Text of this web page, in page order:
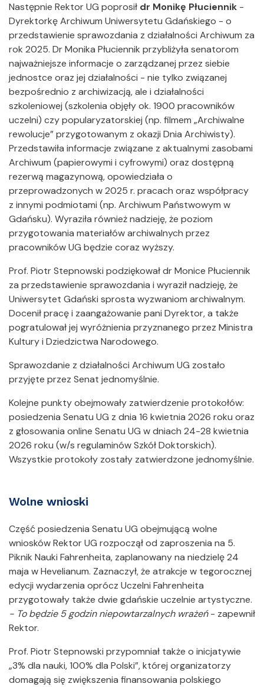
Następnie Rektor UG poprosił dr Monikę Płuciennik -
Dyrektorkę Archiwum Uniwersytetu Gdańskiego - o
przedstawienie sprawozdania z działalności Archiwum za
rok 2025. Dr Monika Płuciennik przybliżyła senatorom
najważniejsze informacje o zarządzanej przez siebie
jednostce oraz jej działalności - nie tylko związanej
bezpośrednio z archiwizacją, ale i działalności
szkoleniowej (szkolenia objęły ok. 1900 pracowników
uczelni) czy popularyzatorskiej (np. filmem „Archiwalne
rewolucje” przygotowanym z okazji Dnia Archiwisty).
Przedstawiła informacje związane z aktualnymi zasobami
Archiwum (papierowymi i cyfrowymi) oraz dostępną
rezerwą magazynową, opowiedziała o
przeprowadzonych w 2025 r. pracach oraz współpracy
z innymi podmiotami (np. Archiwum Państwowym w
Gdańsku). Wyraziła również nadzieję, że poziom
przygotowania materiałów archiwalnych przez
pracowników UG będzie coraz wyższy.
Prof. Piotr Stepnowski podziękował dr Monice Płuciennik
za przedstawienie sprawozdania i wyraził nadzieję, że
Uniwersytet Gdański sprosta wyzwaniom archiwalnym.
Docenił pracę i zaangażowanie pani Dyrektor, a także
pogratulował jej wyróżnienia przyznanego przez Ministra
Kultury i Dziedzictwa Narodowego.
Sprawozdanie z działalności Archiwum UG zostało
przyjęte przez Senat jednomyślnie.
Kolejne punkty obejmowały zatwierdzenie protokołów:
posiedzenia Senatu UG z dnia 16 kwietnia 2026 roku oraz
z głosowania online Senatu UG w dniach 24-28 kwietnia
2026 roku (w/s regulaminów Szkół Doktorskich).
Wszystkie protokoły zostały zatwierdzone jednomyślnie.
Wolne wnioski
Część posiedzenia Senatu UG obejmującą wolne
wniosków Rektor UG rozpoczął od zaproszenia na 5.
Piknik Nauki Fahrenheita, zaplanowany na niedzielę 24
maja w Hevelianum. Zaznaczył, że atrakcje w tegorocznej
edycji wydarzenia oprócz Uczelni Fahrenheita
przygotowały także dwie gdańskie uczelnie artystyczne.
- To będzie 5 godzin niepowtarzalnych wrażeń- zapewnił
Rektor.
Prof. Piotr Stepnowski przypomniał także o inicjatywie
„3% dla nauki, 100% dla Polski”, której organizatorzy
domagają się zwiększenia finansowania polskiego